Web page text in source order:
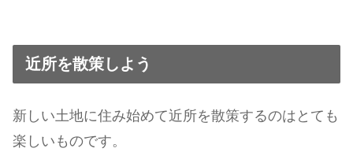
近所を散策しよう
新しい土地に住み始めて近所を散策するのはとても
楽しいものです。